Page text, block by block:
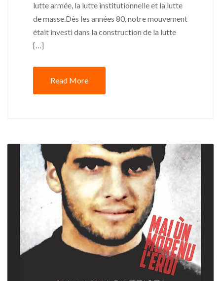
lutte armée, la lutte institutionnelle et la lutte
de masse.Dès les années 80, notre mouvement
était investi dans la construction de la lutte
[…]
Read More